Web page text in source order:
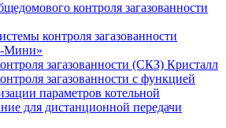
контроля загазованности
контроля загазованности
Мини»
загазованности (СКЗ) Кристалл
загазованности с функцией
параметров котельной
для дистанционной передачи